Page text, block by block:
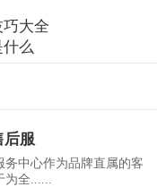
大全
么
后服
中心作为品牌直属的客
全......